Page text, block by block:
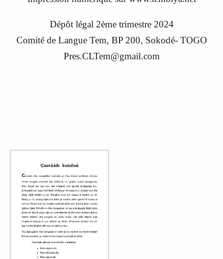
Dépôt légal 2ème trimestre 2024
Comité de Langue Tem, BP 200, Sokodé- TOGO
Pres.CLTem@gmail.com